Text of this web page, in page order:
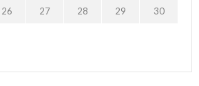
26 27 28 29 30